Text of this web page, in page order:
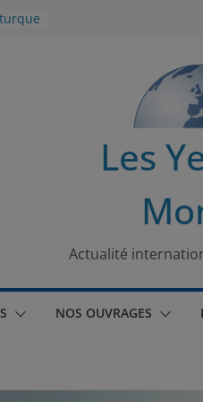
Les
Actualité
NOS OUVRAGES